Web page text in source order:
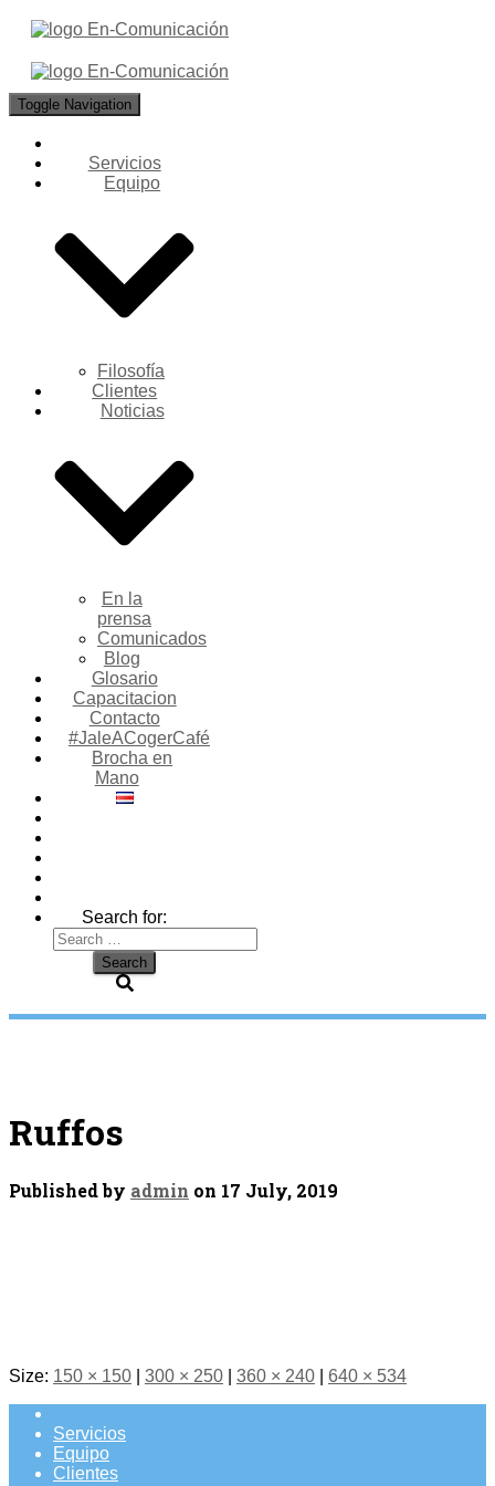
Toggle Navigation
Servicios
Equipo
Filosofía
Clientes
Noticias
En la
prensa
Comunicados
Blog
Glosario
Capacitacion
Contacto
#JaleACogerCafé
Brocha en
Mano
Search for:
Ruffos
Published by admin on 17 July, 2019
Size: 150 × 150 300 × 250 360 × 240 640 × 534
Servicios
Equipo
Clientes